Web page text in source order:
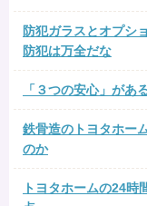
防犯ガラスとオプシ
防犯は万全だな
「３つの安心」があ
鉄骨造のトヨタホー
のか
トヨタホームの24時